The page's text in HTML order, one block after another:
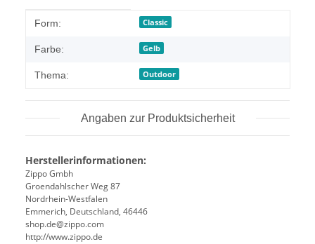
Produkteigenschaft
Wert
Form: Classic
Farbe: Gelb
Thema: Outdoor
Angaben zur Produktsicherheit
Herstellerinformationen:
Zippo Gmbh
Groendahlscher Weg 87
Nordrhein-Westfalen
Emmerich, Deutschland, 46446
shop.de@zippo.com
http://www.zippo.de